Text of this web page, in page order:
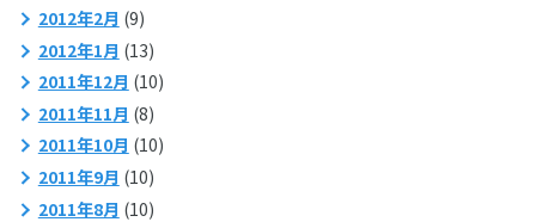
2012年2月 (9)
2012年1月 (13)
2011年12月 (10)
2011年11月 (8)
2011年10月 (10)
2011年9月 (10)
2011年8月 (10)